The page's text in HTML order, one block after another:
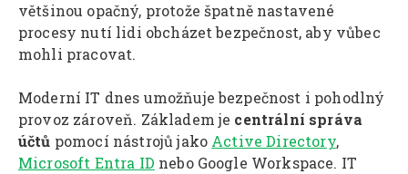
většinou opačný, protože špatně nastavené
procesy nutí lidi obcházet bezpečnost, aby vůbec
mohli pracovat.
Moderní IT dnes umožňuje bezpečnost i pohodlný
provoz zároveň. Základem je centrální správa
účtů pomocí nástrojů jako Active Directory,
Microsoft Entra ID nebo Google Workspace. IT